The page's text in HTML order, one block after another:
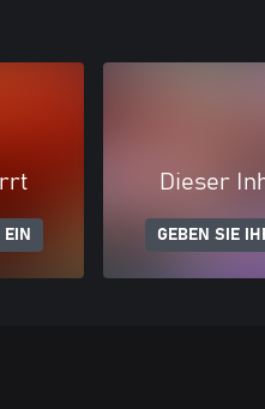
Dieser
GEBEN SIE